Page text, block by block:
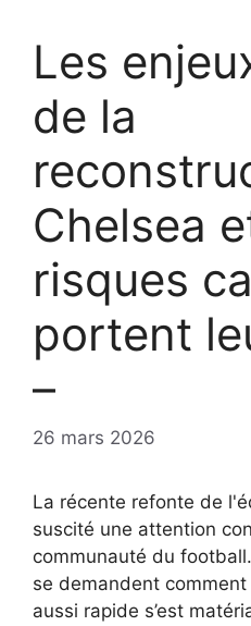
Les
de la
Chelsea
risques
portent
–
26 mars 2026
La récente refonte de
suscité une attention
communauté du
se demandent
aussi rapide s’est